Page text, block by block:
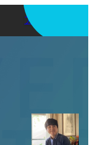
アプリを使う